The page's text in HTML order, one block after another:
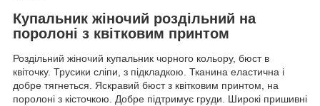
Купальник жіночий роздільний на
поролоні з квітковим принтом
Роздільний жіночий купальник чорного кольору, бюст в
квіточку. Трусики сліпи, з підкладкою. Тканина еластична і
добре тягнеться. Яскравий бюст з квітковим принтом, на
поролоні з кісточкою. Добре підтримує груди. Широкі пришивні